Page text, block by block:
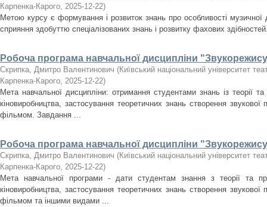
Карпенка-Карого, 2025-12-22)
Метою курсу є формування і розвиток знань про особливості музичної
сприяння здобуттю спеціалізованих знань і розвитку фахових
Робоча програма навчальної дисципліни
Скрипка, Дмитро Валентинович (Київський національний університет
Карпенка-Карого, 2025-12-22)
Мета навчальної дисципліни: отримання студентами знань із теорії
кіновиробництва, застосування теоретичних знань створення
фільмом. Завдання ...
Робоча програма навчальної дисципліни
Скрипка, Дмитро Валентинович (Київський національний університет
Карпенка-Карого, 2025-12-22)
Мета навчальної програми - дати студентам знання з теорії та
кіновиробництва, застосування теоретичних знань створення
фільмом та іншими видами ...